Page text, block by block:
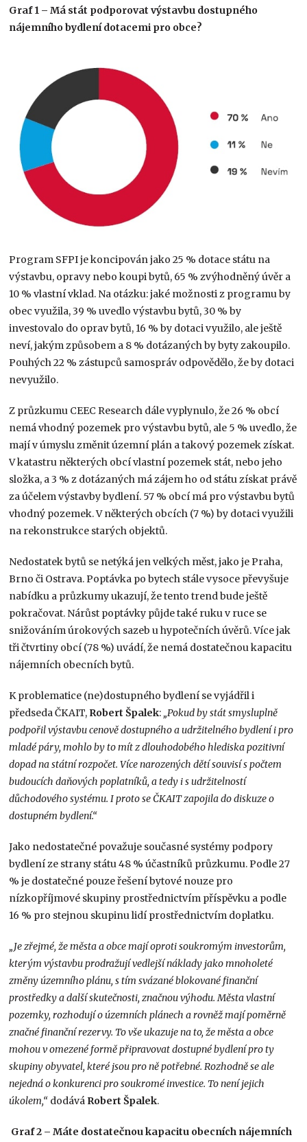
Graf 1 – Má stát podporovat výstavbu dostupného
nájemního bydlení dotacemi pro obce?
Program SFPI je koncipován jako 25 % dotace státu na
výstavbu, opravy nebo koupi bytů, 65 % zvýhodněný úvěr a
10 % vlastní vklad. Na otázku: jaké možnosti z programu by
obec využila, 39 % uvedlo výstavbu bytů, 30 % by
investovalo do oprav bytů, 16 % by dotaci využilo, ale ještě
neví, jakým způsobem a 8 % dotázaných by byty zakoupilo.
Pouhých 22 % zástupců samospráv odpovědělo, že by dotaci
nevyužilo.
Z průzkumu CEEC Research dále vyplynulo, že 26 % obcí
nemá vhodný pozemek pro výstavbu bytů, ale 5 % uvedlo, že
mají v úmyslu změnit územní plán a takový pozemek získat.
V katastru některých obcí vlastní pozemek stát, nebo jeho
složka, a 3 % z dotázaných má zájem ho od státu získat právě
za účelem výstavby bydlení. 57 % obcí má pro výstavbu bytů
vhodný pozemek. V některých obcích (7 %) by dotaci využili
na rekonstrukce starých objektů.
Nedostatek bytů se netýká jen velkých měst, jako je Praha,
Brno či Ostrava. Poptávka po bytech stále vysoce převyšuje
nabídku a průzkumy ukazují, že tento trend bude ještě
pokračovat. Nárůst poptávky půjde také ruku v ruce se
snižováním úrokových sazeb u hypotečních úvěrů. Více jak
tři čtvrtiny obcí (78 %) uvádí, že nemá dostatečnou kapacitu
nájemních obecních bytů.
K problematice (ne)dostupného bydlení se vyjádřil i
předseda ČKAIT, Robert Špalek: „Pokud by stát smysluplně
podpořil výstavbu cenově dostupného a udržitelného bydlení i pro
mladé páry, mohlo by to mít z dlouhodobého hlediska pozitivní
dopad na státní rozpočet. Více narozených dětí souvisí s počtem
budoucích daňových poplatníků, a tedy i s udržitelností
důchodového systému. I proto se ČKAIT zapojila do diskuze o
dostupném bydlení.“
Jako nedostatečné považuje současné systémy podpory
bydlení ze strany státu 48 % účastníků průzkumu. Podle 27
% je dostatečné pouze řešení bytové nouze pro
nízkopříjmové skupiny prostřednictvím příspěvku a podle
16 % pro stejnou skupinu lidí prostřednictvím doplatku.
„Je zřejmé, že města a obce mají oproti soukromým investorům,
kterým výstavbu prodražují vedlejší náklady jako mnoholeté
změny územního plánu, s tím svázané blokované finanční
prostředky a další skutečnosti, značnou výhodu. Města vlastní
pozemky, rozhodují o územních plánech a rovněž mají poměrně
značné finanční rezervy. To vše ukazuje na to, že města a obce
mohou v omezené formě připravovat dostupné bydlení pro ty
skupiny obyvatel, které jsou pro ně potřebné. Rozhodně se ale
nejedná o konkurenci pro soukromé investice. To není jejich
úkolem,“ dodává Robert Špalek.
Graf 2 – Máte dostatečnou kapacitu obecních nájemních